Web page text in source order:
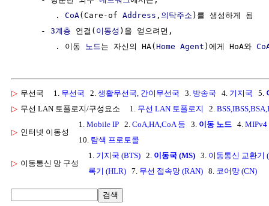
        .
CoA(Care-of Address , 의탁주소 )를 생성하게 됨
     -
3계층 연결( 이동성 )을 얻으려면,
        . 이동
노드 는 자신의 HA(Home Agent )에게 HoA와
▷ 무선국 1. 무선국 2. 생활무선국, 간이무선국 3. 방송국 4. 기지국 5.
▷ 무선 LAN 토폴로지/구성요소 1. 무선 LAN 토폴로지 2.
▷ 인터넷 이동성
1. Mobile IP 2. CoA,HA,CoA 등 3. 이동 노드 4. MIPv4
10. 탐색 프로토콜
▷ 이동통신 망 구성
1. 기지국 (BTS) 2. 이동국 (MS) 3. 이동통신 교환기
록기 (HLR) 7. 무선 접속망 (RAN) 8. 코어망 (CN)
검색